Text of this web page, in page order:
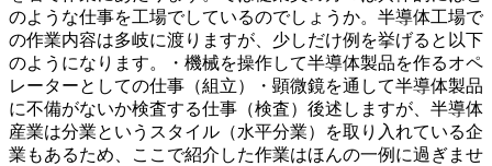
のような仕事を工場でしているのでしょうか。半導体工場で
の作業内容は多岐に渡りますが、少しだけ例を挙げると以下
のようになります。・機械を操作して半導体製品を作るオペ
レーターとしての仕事（組立）・顕微鏡を通して半導体製品
に不備がないか検査する仕事（検査）後述しますが、半導体
産業は分業というスタイル（水平分業）を取り入れている企
業もあるため、ここで紹介した作業はほんの一例に過ぎませ